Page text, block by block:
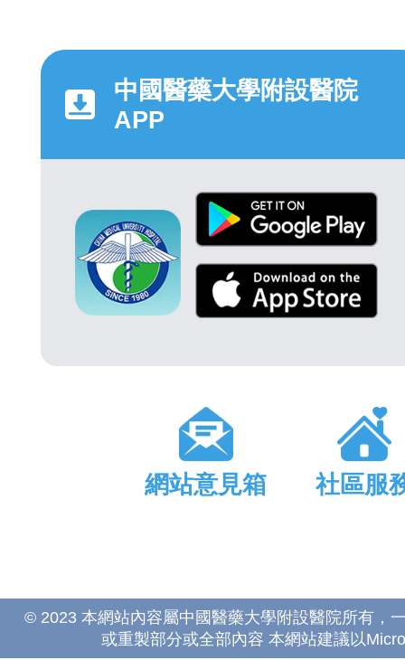
中國醫藥大學附設醫院
APP
網站意見箱 社區服
© 2023 本網站內容屬中國醫藥大學附設醫院所有，
或重製部分或全部內容 本網站建議以